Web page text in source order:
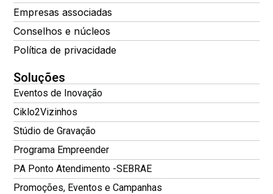
Empresas associadas
Conselhos e núcleos
Política de privacidade
Soluções
Eventos de Inovação
Ciklo2Vizinhos
Stúdio de Gravação
Programa Empreender
PA Ponto Atendimento -SEBRAE
Promoções, Eventos e Campanhas